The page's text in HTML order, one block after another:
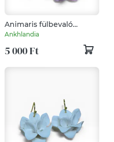
Animaris fülbevaló
Eperkrém
Ankhlandia
5 000 Ft